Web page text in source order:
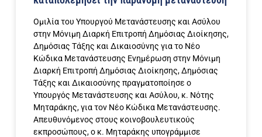
Ομιλία του Υπουργού Μετανάστευσης και Ασύλου
στην Μόνιμη Διαρκή Επιτροπή Δημόσιας Διοίκησης,
Δημόσιας Τάξης και Δικαιοσύνης για το Νέο
Κώδικα Μετανάστευσης Ενημέρωση στην Μόνιμη
Διαρκή Επιτροπή Δημόσιας Διοίκησης, Δημόσιας
Τάξης και Δικαιοσύνης πραγματοποίησε ο
Υπουργός Μετανάστευσης και Ασύλου, κ. Νότης
Μηταράκης, για τον Νέο Κώδικα Μετανάστευσης.
Απευθυνόμενος στους κοινοβουλευτικούς
εκπροσώπους, ο κ. Μηταράκης υπογράμμισε